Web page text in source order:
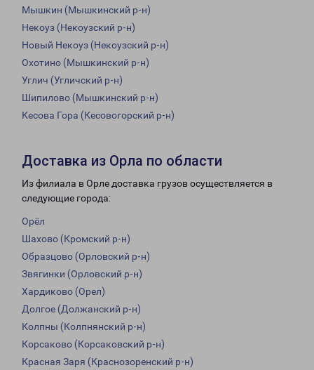
Мышкин (Мышкинский р-н)
Некоуз (Некоузский р-н)
Новый Некоуз (Некоузский р-н)
Охотино (Мышкинский р-н)
Углич (Угличский р-н)
Шипилово (Мышкинский р-н)
Кесова Гора (Кесовогорский р-н)
Доставка из Орла по области
Из филиала в Орле доставка грузов осуществляется в
следующие города:
Орёл
Шахово (Кромский р-н)
Образцово (Орловский р-н)
Звягинки (Орловский р-н)
Хардиково (Орел)
Долгое (Должанский р-н)
Колпны (Колпнянский р-н)
Корсаково (Корсаковский р-н)
Красная Заря (Краснозоренский р-н)